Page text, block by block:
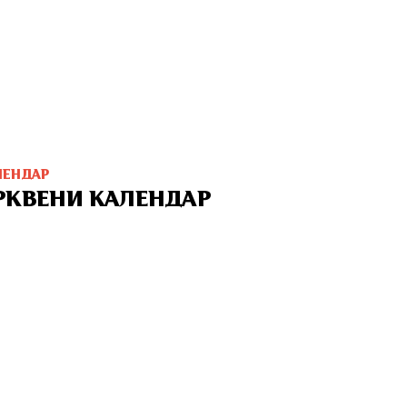
КАЛЕНДАР